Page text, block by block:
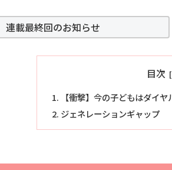
連載最終回のお知らせ
目次
【衝撃】今の子どもはダイ
ジェネレーションギャップ